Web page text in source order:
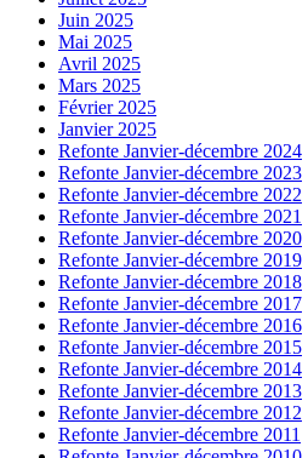
Juin 2025
Mai 2025
Avril 2025
Mars 2025
Février 2025
Janvier 2025
Refonte Janvier-décembre 2024
Refonte Janvier-décembre 2023
Refonte Janvier-décembre 2022
Refonte Janvier-décembre 2021
Refonte Janvier-décembre 2020
Refonte Janvier-décembre 2019
Refonte Janvier-décembre 2018
Refonte Janvier-décembre 2017
Refonte Janvier-décembre 2016
Refonte Janvier-décembre 2015
Refonte Janvier-décembre 2014
Refonte Janvier-décembre 2013
Refonte Janvier-décembre 2012
Refonte Janvier-décembre 2011